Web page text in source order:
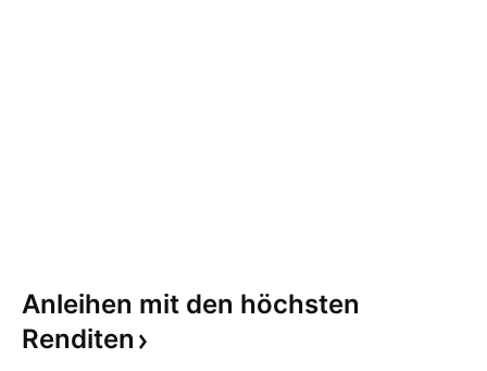
Anleihen mit den höchsten
Renditen